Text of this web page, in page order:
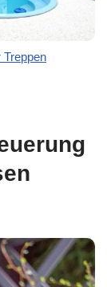
Treppen